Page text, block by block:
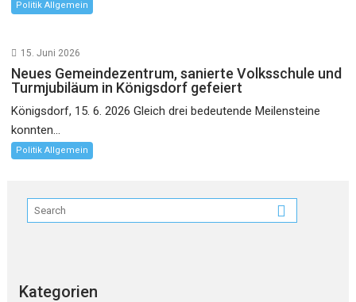
Politik Allgemein
15. Juni 2026
Neues Gemeindezentrum, sanierte Volksschule und
Turmjubiläum in Königsdorf gefeiert
Königsdorf, 15. 6. 2026 Gleich drei bedeutende Meilensteine
konnten...
Politik Allgemein
Kategorien